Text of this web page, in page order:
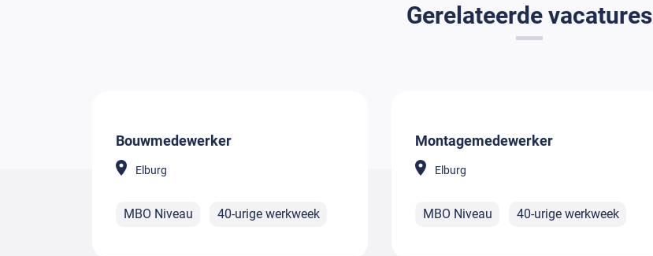
Gerelateerde vacatures
Bouwmedewerker
Elburg
MBO Niveau 40-urige werkweek
Montagemedewerker
Elburg
MBO Niveau 40-urige werkweek